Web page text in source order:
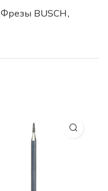
Фрезы BUSCH,